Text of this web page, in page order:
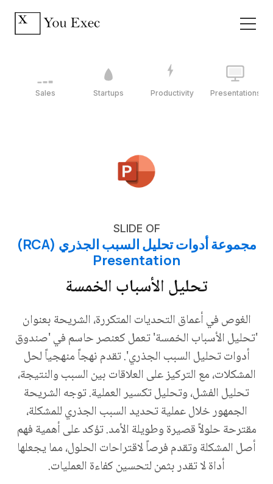
Sales Startups Productivity Presentations
SLIDE OF
مجموعة أدوات تحليل السبب الجذري (RCA)
Presentation
تحليل الأسباب الخمسة
الغوص في أعماق التحديات المتكررة، الشريحة بعنوان
'تحليل الأسباب الخمسة' تعمل كعنصر حاسم في 'صندوق
أدوات تحليل السبب الجذري'. تقدم نهجاً منهجياً لحل
المشكلات، مع التركيز على العلاقات بين السبب والنتيجة،
تحليل الفشل، وتحليل تكسير العملية. توجه الشريحة
الجمهور خلال عملية تحديد السبب الجذري للمشكلة،
مقترحة حلولاً قصيرة وطويلة الأمد. تؤكد على أهمية فهم
أصل المشكلة وتقدم فرصاً لاقتراحات الحلول، مما يجعلها
أداة لا تقدر بثمن لتحسين كفاءة العمليات.